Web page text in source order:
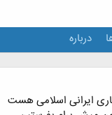
درباره
ایرانی اسلامی هست